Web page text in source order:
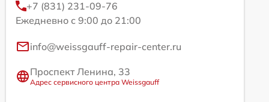
+7 (831) 231-09-76
Ежедневно с 9:00 до 21:00
info@weissgauff-repair-center.ru
Проспект Ленина, 33
Адрес сервисного центра Weissgauff